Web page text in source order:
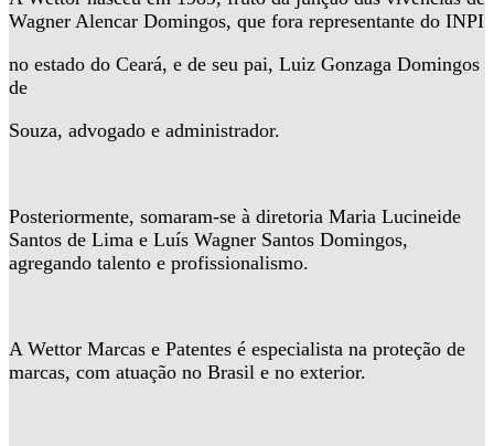
Wagner Alencar Domingos, que fora representante do INPI
no estado do Ceará, e de seu pai, Luiz Gonzaga Domingos
de
Souza, advogado e administrador.
Posteriormente, somaram-se à diretoria Maria Lucineide
Santos de Lima e Luís Wagner Santos Domingos,
agregando talento e profissionalismo.
A Wettor Marcas e Patentes é especialista na proteção de
marcas, com atuação no Brasil e no exterior.